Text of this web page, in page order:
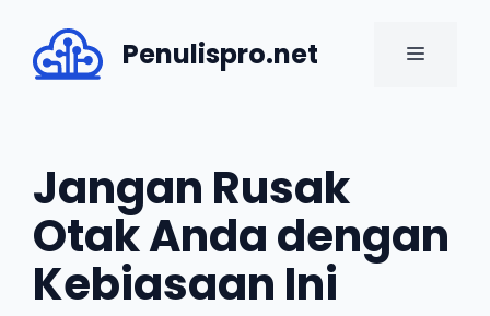
content
Penulispro.net MENU
Jangan Rusak
Otak Anda dengan
Kebiasaan Ini